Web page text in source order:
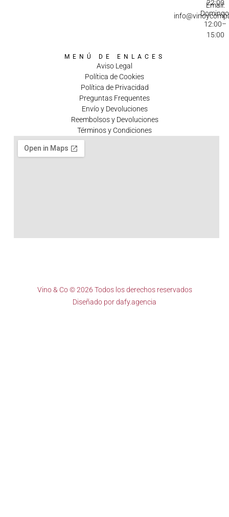
22:00
12:00–
15:00
Email:
MENÚ DE ENLACES
Aviso Legal
Política de Cookies
Política de Privacidad
Preguntas Frequentes
Envío y Devoluciones
Reembolsos y Devoluciones
Términos y Condiciones
Vino & Co © 2026 Todos los derechos reservados
Diseñado pordafy.agencia